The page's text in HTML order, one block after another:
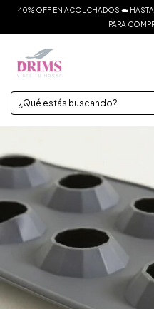
40% OFF EN ACOLCHADOS ☁️ HASTA
PARA